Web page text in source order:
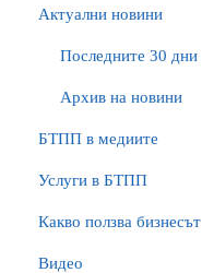
Актуални новини
Последните 30 дни
Архив на новини
БTПП в медиите
Услуги в БТПП
Какво ползва бизнесът
Видео